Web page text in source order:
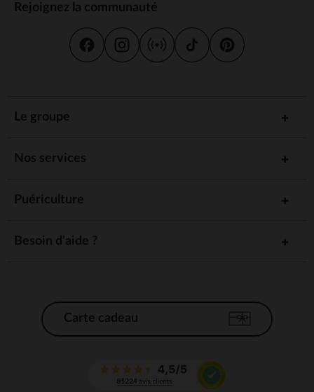
Rejoignez la communauté
Le groupe
Nos services
Puériculture
Besoin d'aide ?
Carte cadeau